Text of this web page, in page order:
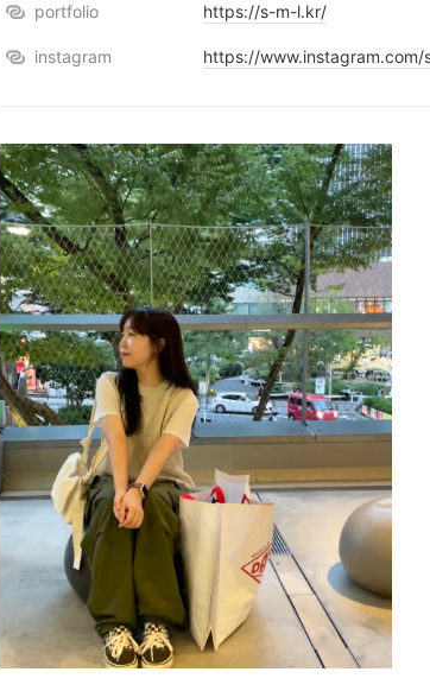
portfolio https://s-m-l.kr/
instagram https://www.instagram.com/